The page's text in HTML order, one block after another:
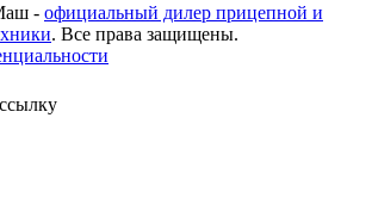
- официальный дилер прицепной и
. Все права защищены.